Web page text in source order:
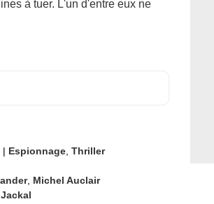
à tuer. L'un d'entre eux ne
| Espionnage, Thriller
, Michel Auclair